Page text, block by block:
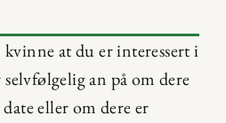
at du er interessert i
an på om dere
eller om dere er